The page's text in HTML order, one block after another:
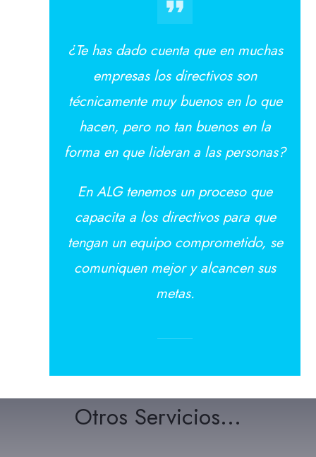
¿Te has dado cuenta que en muchas
empresas los directivos son
técnicamente muy buenos en lo que
hacen, pero no tan buenos en la
forma en que lideran a las personas?
En ALG tenemos un proceso que
capacita a los directivos para que
tengan un equipo comprometido, se
comuniquen mejor y alcancen sus
metas.
Otros Servicios...